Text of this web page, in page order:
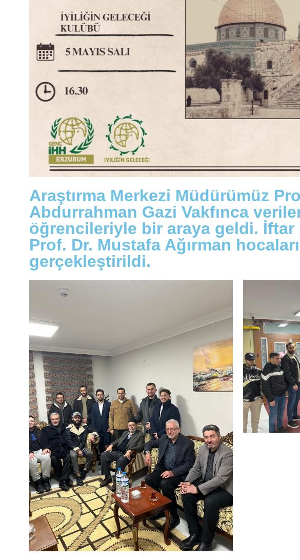
Araştırma Merkezi Müdürümüz
Abdurrahman Gazi Vakfınca
öğrencileriyle bir araya geldi. İftar
Prof. Dr. Mustafa Ağırman
gerçekleştirildi.